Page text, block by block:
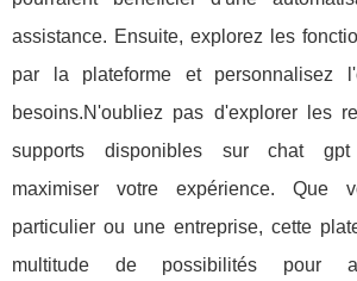
assistance. Ensuite, explorez les
par la plateforme et personnalisez
besoins.N'oubliez pas d'explorer les
supports disponibles sur chat
maximiser votre expérience. Que
particulier ou une entreprise, cette
multitude de possibilités pour